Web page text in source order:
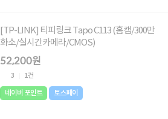
[TP-LINK] 티피링크 Tapo C113 (홈캠/300만
화소/실시간카메라/CMOS)
52,200원
3 1건
네이버 포인트 토스페이